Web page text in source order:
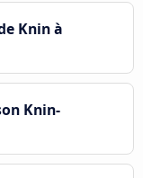
Knin à
Knin-